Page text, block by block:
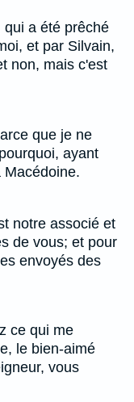
qui a été prêché
et par Silvain,
non, mais c'est
que je ne
ayant
Macédoine.
notre associé et
de vous; et pour
envoyés des
ce qui me
le bien-aimé
vous